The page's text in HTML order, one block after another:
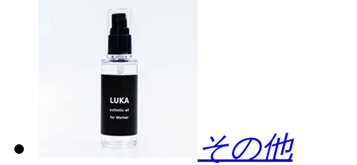
その他